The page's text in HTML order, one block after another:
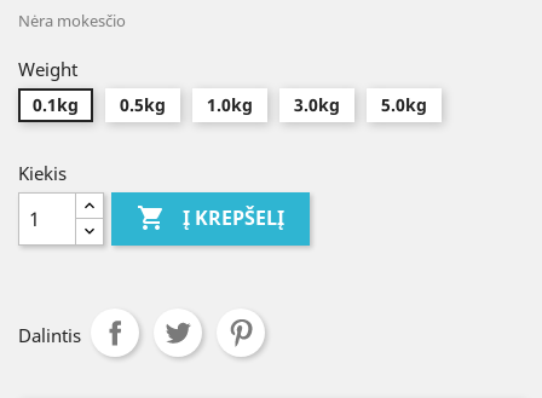
Nėra mokesčio
Weight
0.1kg 0.5kg 1.0kg 3.0kg 5.0kg
Kiekis
 Į KREPŠELĮ
Dalintis